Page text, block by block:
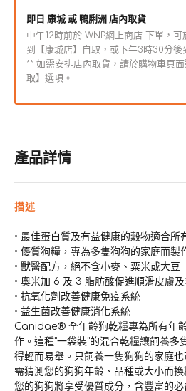
產品詳情
描述
• 最佳蛋白質及有益健康的穀物適合所
• 優質狗糧，專為多隻狗狗的家庭而製
• 獸醫配方，絕不含小麥、粟米或大豆
• 奧米加 6 及 3 脂肪酸促進順滑皮膚
• 抗氧化劑改善健康免疫系統
• 益生菌改善健康消化系統
Canidae® 全年齡狗乾糧專為所有年
作。這種"一袋裝"的混合乾糧讓飼養多
得輕而易舉。只飼養一隻狗狗的家庭
需猜測您的狗狗年齡、品種或大小而
您的狗狗將享受優質成分，含豐富的
少
加
即日 康城 或 鴨脷洲 店內取貨
中午12時前於 WNP網上商店 下單，
到【康城店】自取，或下午3時30分後
** 如需安排店內取貨，請於購物車頁面
取】選項。